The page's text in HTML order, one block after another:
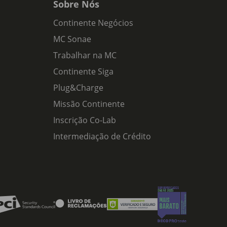
Sobre Nós
Continente Negócios
MC Sonae
Trabalhar na MC
Continente Siga
Plug&Charge
Missão Continente
Inscrição Co-Lab
Intermediação de Crédito